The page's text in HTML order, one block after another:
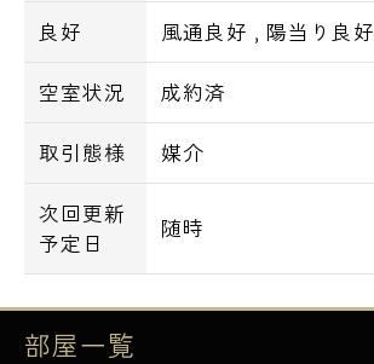
良好 風通良好 , 陽当り良好
空室状況 成約済
取引態様 媒介
次回更新
予定日
随時
部屋一覧